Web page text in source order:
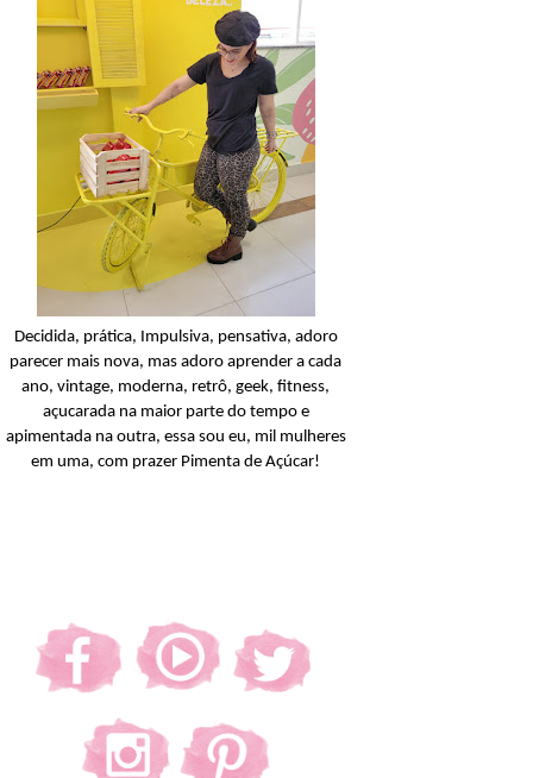
Condicionador
Açucarando: Shampoo
Condicionador Novex
Decidida, prática, Impulsiva, pensativa, adoro
parecer mais nova, mas adoro aprender a cada
ano, vintage, moderna, retrô, geek, fitness,
açucarada na maior parte do tempo e
apimentada na outra, essa sou eu, mil mulheres
em uma, com prazer Pimenta de Açúcar!